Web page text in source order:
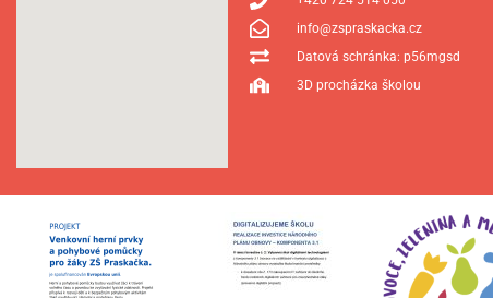
info@zspraskacka.cz
Datová schránka: p56mgsd
3D procházka školou